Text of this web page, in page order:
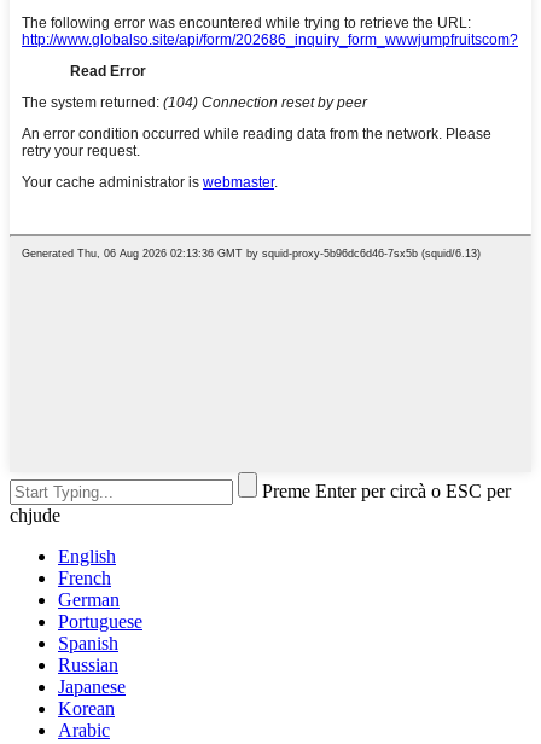
Preme Enter per circà o ESC per
chjude
English
French
German
Portuguese
Spanish
Russian
Japanese
Korean
Arabic